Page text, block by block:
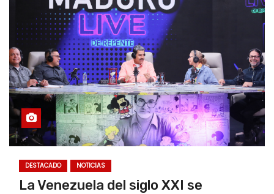
DESTACADO NOTICIAS
La Venezuela del siglo XXI se